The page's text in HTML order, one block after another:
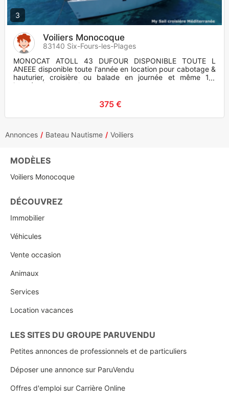
3
Voiliers Monocoque
83140 Six-Fours-les-Plages
MONOCAT ATOLL 43 DUFOUR DISPONIBLE TOUTE L
ANEEE disponible toute l'année en location pour cabotage &
hauturier, croisière ou balade en journée et même 1/2
journée. Armement haut
375 €
Annonces Bateau Nautisme Voiliers
MODÈLES
Voiliers Monocoque
DÉCOUVREZ
Immobilier
Véhicules
Vente occasion
Animaux
Services
Location vacances
LES SITES DU GROUPE PARUVENDU
Petites annonces de professionnels et de particuliers
Déposer une annonce sur ParuVendu
Offres d'emploi sur Carrière Online